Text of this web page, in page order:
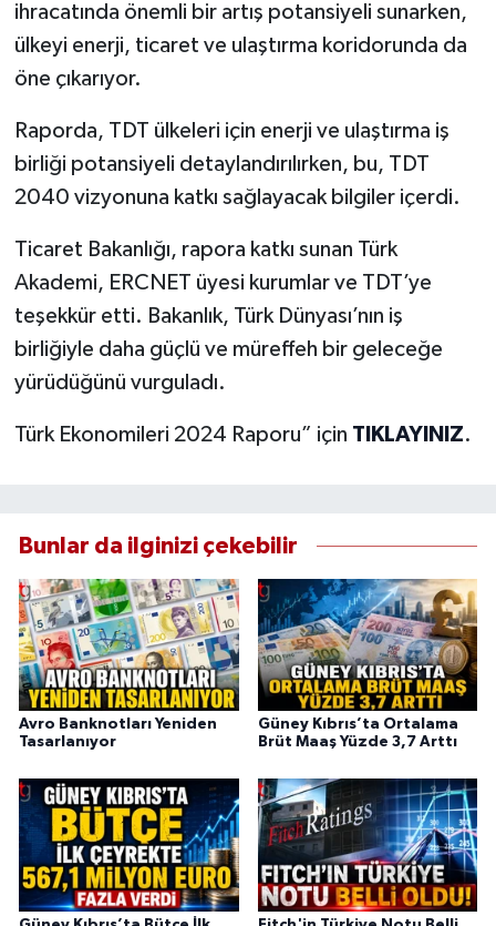
ihracatında önemli bir artış potansiyeli sunarken,
ülkeyi enerji, ticaret ve ulaştırma koridorunda da
öne çıkarıyor.
Raporda, TDT ülkeleri için enerji ve ulaştırma iş
birliği potansiyeli detaylandırılırken, bu, TDT
2040 vizyonuna katkı sağlayacak bilgiler içerdi.
Ticaret Bakanlığı, rapora katkı sunan Türk
Akademi, ERCNET üyesi kurumlar ve TDT’ye
teşekkür etti. Bakanlık, Türk Dünyası’nın iş
birliğiyle daha güçlü ve müreffeh bir geleceğe
yürüdüğünü vurguladı.
Türk Ekonomileri 2024 Raporu” için TIKLAYINIZ.
Bunlar da ilginizi çekebilir
Avro Banknotları Yeniden
Tasarlanıyor
Güney Kıbrıs’ta Ortalama
Brüt Maaş Yüzde 3,7 Arttı